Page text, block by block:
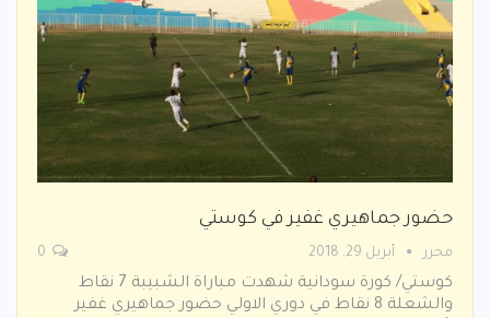
حضور جماهيري غفير في كوستي
محرر أبريل 29, 2018
كوستي/ كورة سودانية شهدت مباراة الشبيبة 7 نقاط
والشعلة 8 نقاط في دوري الاولي حضور جماهيري غفير